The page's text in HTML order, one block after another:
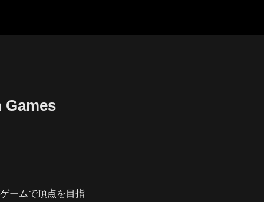
Games
ームで頂点を目指